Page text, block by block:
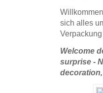
sich alles
Welcome
surprise -